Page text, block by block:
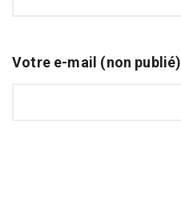
Votre e-mail (non publié)